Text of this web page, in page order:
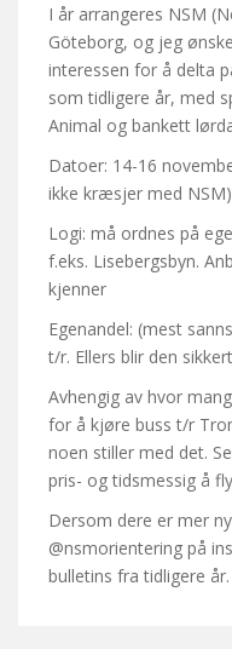
I år arrangeres NSM
Göteborg, og jeg
interessen for å delta
som tidligere år, med
Animal og bankett
Datoer: 14-16
ikke kræsjer med NSM)
Logi: må ordnes på
f.eks. Lisebergsbyn.
kjenner
Egenandel: (mest
t/r. Ellers blir den
Avhengig av hvor
for å kjøre buss t/r
noen stiller med det.
pris- og tidsmessig å
Dersom dere er mer
@nsmorientering på
bulletins fra tidligere år.